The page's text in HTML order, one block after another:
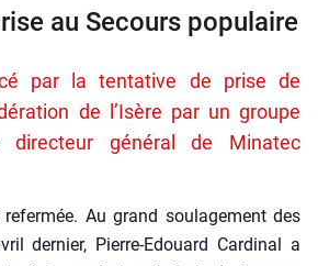
au Secours populaire
par la tentative de prise de
de l’Isère par un groupe
général de Minatec
refer­mée. Au grand sou­la­ge­ment des
der­nier, Pierre-Edouard Car­di­nal a